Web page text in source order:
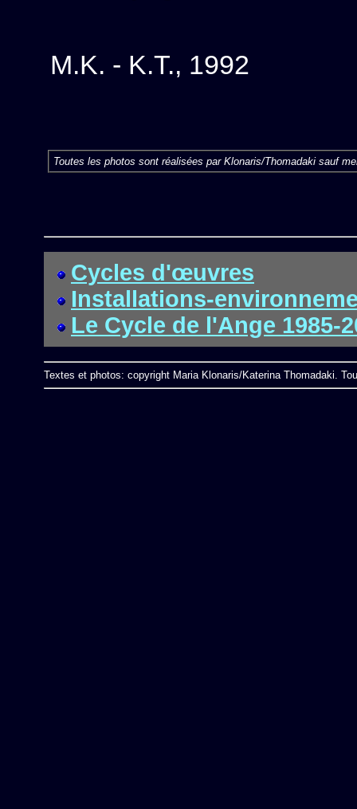
M.K. - K.T., 1992
Toutes les photos sont réalisées par Klonaris/Thomadaki sauf
Cycles d'œuvres
Installations-
Le Cycle de l'Ange 1985-
Textes et photos: copyright Maria Klonaris/Katerina Thomadaki.